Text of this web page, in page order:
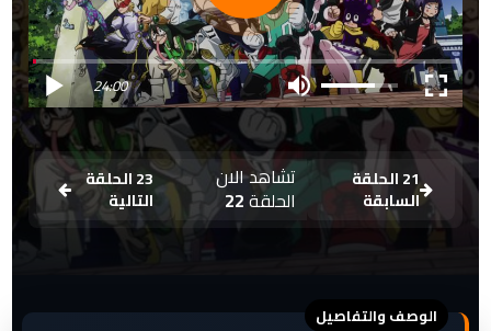
24:00
21 الحلقة
السابقة
تشاهد الان
الحلقة22
23 الحلقة
التالية